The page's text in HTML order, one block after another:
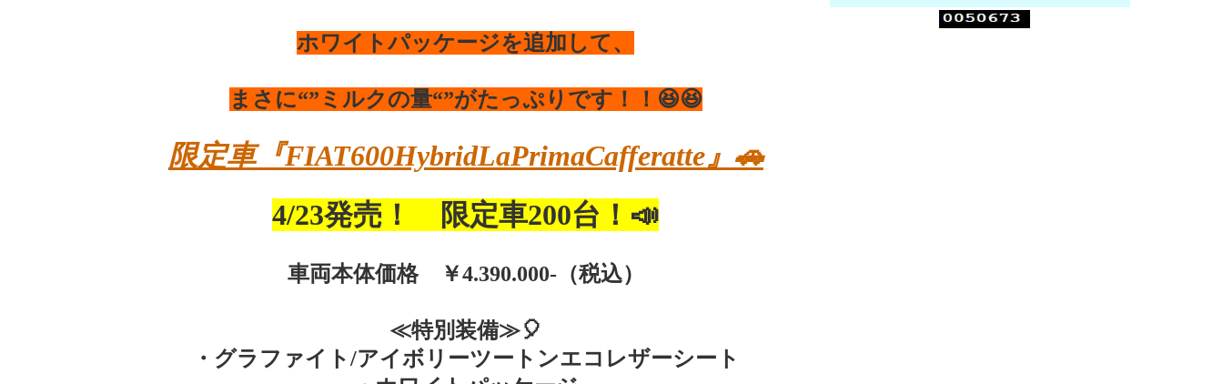
ホワイトパッケージを追加して、
まさに“”ミルクの量“”がたっぷりです！！😆😆
限定車『FIAT600HybridLaPrimaCafferatte』🚗
4/23発売！ 限定車200台！📣
車両本体価格 ￥4.390.000-（税込）
≪特別装備≫🎈
・グラファイト/アイボリーツートンエコレザーシート